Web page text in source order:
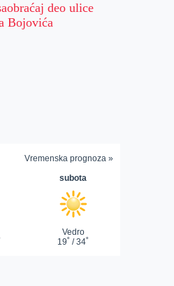
deo ulice
Bojovića